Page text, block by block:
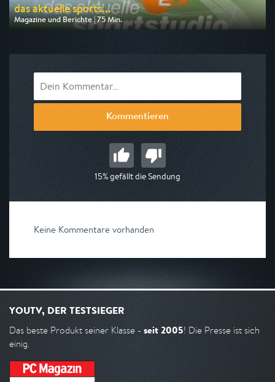
das aktuelle sports...
Magazine und Berichte | 75 Min.
Ausgestrahlt von ZDF
Kommentieren
15% gefällt die Sendung
Keine Kommentare vorhanden
YOUTV, DER TESTSIEGER
Das beste Produkt seiner Klasse - seit 2005! Die Presse ist sich
einig.